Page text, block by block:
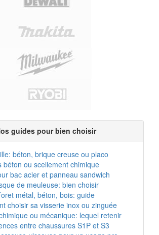
guides pour bien choisir
béton, brique creuse ou placo
béton ou scellement chimique
bac acier et panneau sandwich
de meuleuse: bien choisir
métal, béton, bois: guide
choisir sa visserie inox ou zinguée
ou mécanique: lequel retenir
entre chaussures S1P et S3